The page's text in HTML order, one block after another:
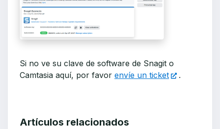
Si no ve su clave de software de Snagit o
Camtasia aquí, por favor envíe un ticket .
Artículos relacionados